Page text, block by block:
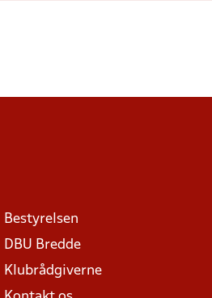
Bestyrelsen
DBU Bredde
Klubrådgiverne